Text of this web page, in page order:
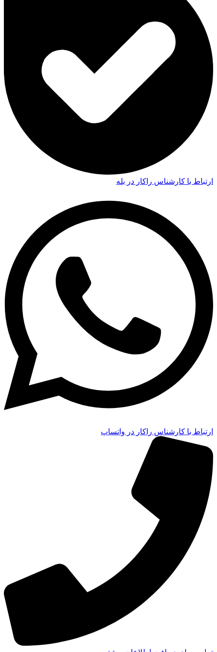
ارتباط با کارشناس راکار در بله
ارتباط با کارشناس راکار در واتساپ